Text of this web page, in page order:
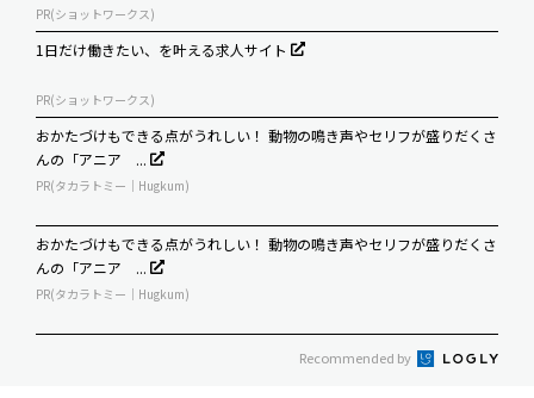
PR(ショットワークス)
1日だけ働きたい、を叶える求人サイト
PR(ショットワークス)
おかたづけもできる点がうれしい！ 動物の鳴き声やセリフが盛りだくさ
んの「アニア ...
PR(タカラトミー｜Hugkum)
おかたづけもできる点がうれしい！ 動物の鳴き声やセリフが盛りだくさ
んの「アニア ...
PR(タカラトミー｜Hugkum)
Recommended by